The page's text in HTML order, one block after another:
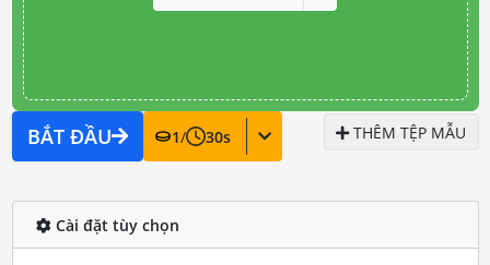
BẮT ĐẦU 1/ 30s THÊM TỆP MẪU
Cài đặt tùy chọn